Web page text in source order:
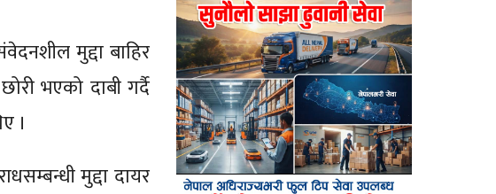
मुद्दा बाहिर
भएको दाबी गर्दै
।
मुद्दा दायर